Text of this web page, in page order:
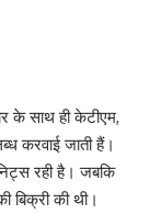
के साथ ही केटीएम,
करवाई जाती हैं।
रही है। जबकि
की थी।